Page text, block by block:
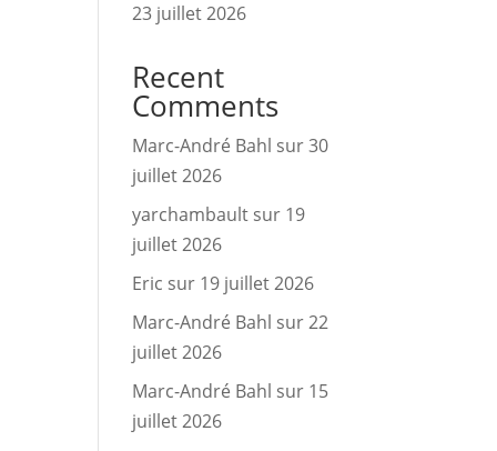
23 juillet 2026
Recent
Comments
Marc-André Bahl sur30
juillet 2026
yarchambault sur 19
juillet 2026
Eric sur 19 juillet 2026
Marc-André Bahl sur22
juillet 2026
Marc-André Bahl sur 15
juillet 2026